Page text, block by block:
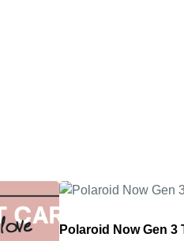
Polaroid Now Gen 3